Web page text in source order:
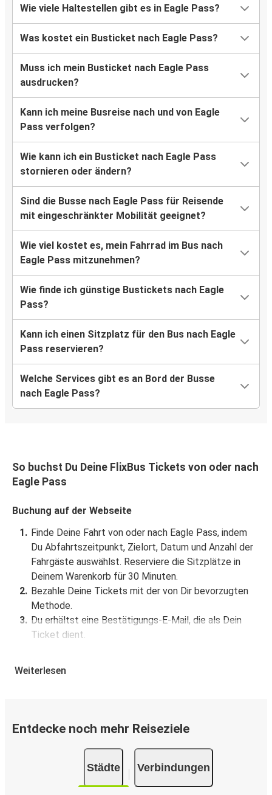
Wie viele Haltestellen gibt es in Eagle Pass?
Was kostet ein Busticket nach Eagle Pass?
Muss ich mein Busticket nach Eagle Pass
ausdrucken?
Kann ich meine Busreise nach und von Eagle
Pass verfolgen?
Wie kann ich ein Busticket nach Eagle Pass
stornieren oder ändern?
Sind die Busse nach Eagle Pass für Reisende
mit eingeschränkter Mobilität geeignet?
Wie viel kostet es, mein Fahrrad im Bus nach
Eagle Pass mitzunehmen?
Wie finde ich günstige Bustickets nach Eagle
Pass?
Kann ich einen Sitzplatz für den Bus nach Eagle
Pass reservieren?
Welche Services gibt es an Bord der Busse
nach Eagle Pass?
So buchst Du Deine FlixBus Tickets von oder nach
Eagle Pass
Buchung auf der Webseite
Finde Deine Fahrt von oder nach Eagle Pass, indem
Du Abfahrtszeitpunkt, Zielort, Datum und Anzahl der
Fahrgäste auswählst. Reserviere die Sitzplätze in
Deinem Warenkorb für 30 Minuten.
Bezahle Deine Tickets mit der von Dir bevorzugten
Methode.
Du erhältst eine Bestätigungs-E-Mail, die als Dein
Ticket dient.
Buchung über die App
Pass in der App.
Verkaufsstellen für Tickets
Weiterlesen
Entdecke noch mehr Reiseziele
Städte Verbindungen